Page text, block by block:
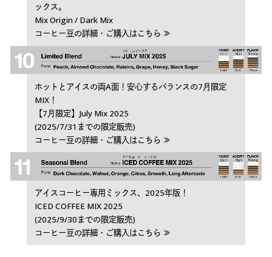
ックス。
Mix Origin / Dark Mix
コーヒー豆の詳細・ご購入はこちら ≫
ホットとアイスの両A面！安心するバランスの7月限定
MIX！
【7月限定】July Mix 2025
(2025/7/31までの限定販売)
コーヒー豆の詳細・ご購入はこちら ≫
アイスコーヒー専用ミックス、2025年版！
ICED COFFEE MIX 2025
(2025/9/30までの限定販売)
コーヒー豆の詳細・ご購入はこちら ≫